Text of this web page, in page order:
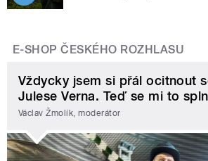
E-SHOP ČESKÉHO ROZHLASU
Vždycky jsem si přál ocitnout
Julese Verna. Teď se mi to
Václav Žmolík, moderátor